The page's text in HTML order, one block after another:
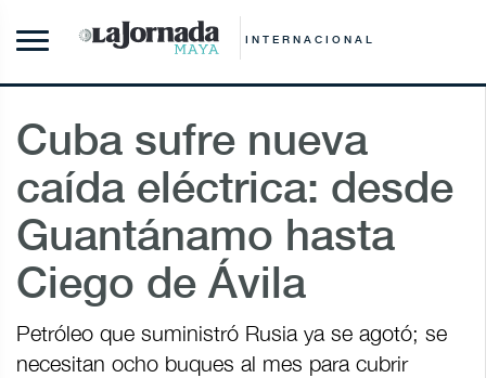
INTERNACIONAL
Cuba sufre nueva
caída eléctrica: desde
Guantánamo hasta
Ciego de Ávila
Petróleo que suministró Rusia ya se agotó; se
necesitan ocho buques al mes para cubrir